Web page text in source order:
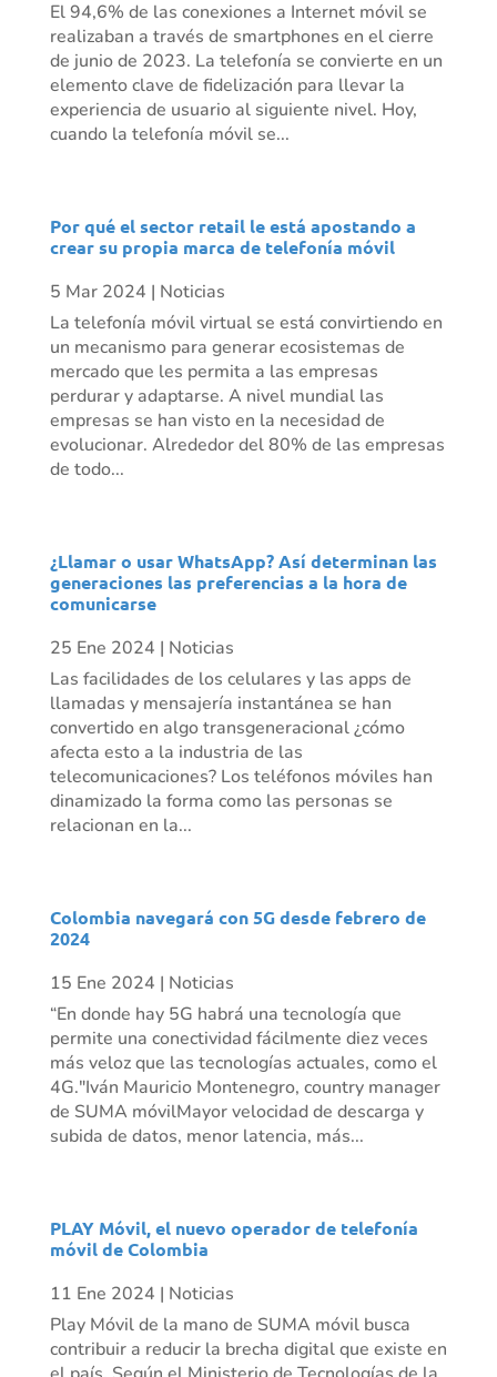
El 94,6% de las conexiones a Internet móvil se
realizaban a través de smartphones en el cierre
de junio de 2023. La telefonía se convierte en un
elemento clave de fidelización para llevar la
experiencia de usuario al siguiente nivel. Hoy,
cuando la telefonía móvil se...
Por qué el sector retail le está apostando a
crear su propia marca de telefonía móvil
5 Mar 2024 | Noticias
La telefonía móvil virtual se está convirtiendo en
un mecanismo para generar ecosistemas de
mercado que les permita a las empresas
perdurar y adaptarse. A nivel mundial las
empresas se han visto en la necesidad de
evolucionar. Alrededor del 80% de las empresas
de todo...
¿Llamar o usar WhatsApp? Así determinan las
generaciones las preferencias a la hora de
comunicarse
25 Ene 2024 | Noticias
Las facilidades de los celulares y las apps de
llamadas y mensajería instantánea se han
convertido en algo transgeneracional ¿cómo
afecta esto a la industria de las
telecomunicaciones? Los teléfonos móviles han
dinamizado la forma como las personas se
relacionan en la...
Colombia navegará con 5G desde febrero de
2024
15 Ene 2024 | Noticias
“En donde hay 5G habrá una tecnología que
permite una conectividad fácilmente diez veces
más veloz que las tecnologías actuales, como el
4G."Iván Mauricio Montenegro, country manager
de SUMA móvilMayor velocidad de descarga y
subida de datos, menor latencia, más...
PLAY Móvil, el nuevo operador de telefonía
móvil de Colombia
11 Ene 2024 | Noticias
Play Móvil de la mano de SUMA móvil busca
contribuir a reducir la brecha digital que existe en